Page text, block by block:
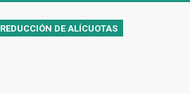
REDUCCIÓN DE ALÍCUOTAS